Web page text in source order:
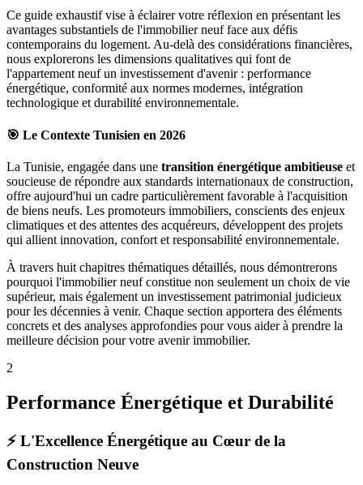
Ce guide exhaustif vise à éclairer votre réflexion en présentant les
avantages substantiels de l'immobilier neuf face aux défis
contemporains du logement. Au-delà des considérations financières,
nous explorerons les dimensions qualitatives qui font de
l'appartement neuf un investissement d'avenir : performance
énergétique, conformité aux normes modernes, intégration
technologique et durabilité environnementale.
🎯 Le Contexte Tunisien en 2026
La Tunisie, engagée dans une transition énergétique ambitieuse et
soucieuse de répondre aux standards internationaux de construction,
offre aujourd'hui un cadre particulièrement favorable à l'acquisition
de biens neufs. Les promoteurs immobiliers, conscients des enjeux
climatiques et des attentes des acquéreurs, développent des projets
qui allient innovation, confort et responsabilité environnementale.
À travers huit chapitres thématiques détaillés, nous démontrerons
pourquoi l'immobilier neuf constitue non seulement un choix de vie
supérieur, mais également un investissement patrimonial judicieux
pour les décennies à venir. Chaque section apportera des éléments
concrets et des analyses approfondies pour vous aider à prendre la
meilleure décision pour votre avenir immobilier.
2
Performance Énergétique et Durabilité
⚡ L'Excellence Énergétique au Cœur de la
Construction Neuve